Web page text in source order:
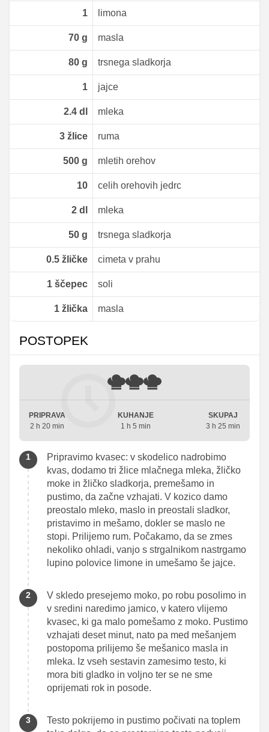
1 limona
70g masla
80g trsnega sladkorja
1 jajce
2.4dl mleka
3žlice ruma
500g mletih orehov
10 celih orehovih jedrc
2dl mleka
50g trsnega sladkorja
0.5žličke cimeta v prahu
1ščepec soli
1žlička masla
POSTOPEK
PRIPRAVA
2 h 20 min
KUHANJE
1 h 5 min
SKUPAJ
3 h 25 min
Pripravimo kvasec: v skodelico nadrobimo
kvas, dodamo tri žlice mlačnega mleka, žličko
moke in žličko sladkorja, premešamo in
pustimo, da začne vzhajati. V kozico damo
preostalo mleko, maslo in preostali sladkor,
pristavimo in mešamo, dokler se maslo ne
stopi. Prilijemo rum. Počakamo, da se zmes
nekoliko ohladi, vanjo s strgalnikom nastrgamo
lupino polovice limone in umešamo še jajce.
V skledo presejemo moko, po robu posolimo in
v sredini naredimo jamico, v katero vlijemo
kvasec, ki ga malo pomešamo z moko. Pustimo
vzhajati deset minut, nato pa med mešanjem
postopoma prilijemo še mešanico masla in
mleka. Iz vseh sestavin zamesimo testo, ki
mora biti gladko in voljno ter se ne sme
oprijemati rok in posode.
Testo pokrijemo in pustimo počivati na toplem